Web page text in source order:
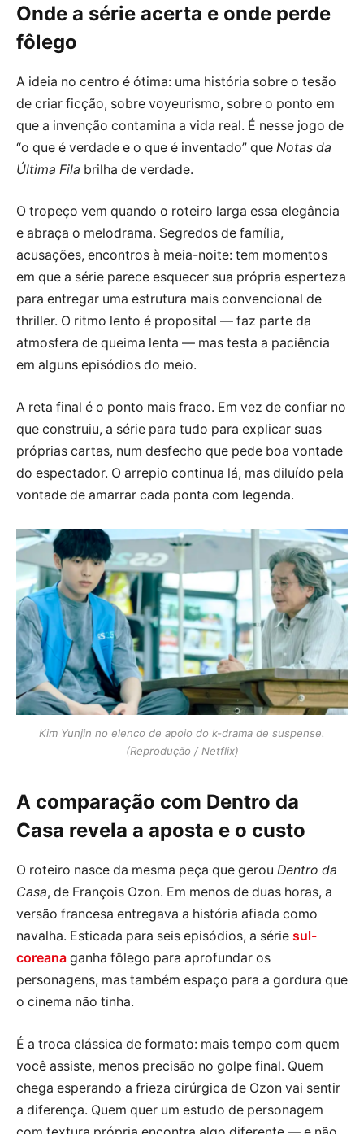
Onde a série acerta e onde perde
fôlego
A ideia no centro é ótima: uma história sobre o tesão
de criar ficção, sobre voyeurismo, sobre o ponto em
que a invenção contamina a vida real. É nesse jogo de
“o que é verdade e o que é inventado” que Notas da
Última Fila brilha de verdade.
O tropeço vem quando o roteiro larga essa elegância
e abraça o melodrama. Segredos de família,
acusações, encontros à meia-noite: tem momentos
em que a série parece esquecer sua própria esperteza
para entregar uma estrutura mais convencional de
thriller. O ritmo lento é proposital — faz parte da
atmosfera de queima lenta — mas testa a paciência
em alguns episódios do meio.
A reta final é o ponto mais fraco. Em vez de confiar no
que construiu, a série para tudo para explicar suas
próprias cartas, num desfecho que pede boa vontade
do espectador. O arrepio continua lá, mas diluído pela
vontade de amarrar cada ponta com legenda.
Kim Yunjin no elenco de apoio do k-drama de suspense.
(Reprodução / Netflix)
A comparação com Dentro da
Casa revela a aposta e o custo
O roteiro nasce da mesma peça que gerou Dentro da
Casa, de François Ozon. Em menos de duas horas, a
versão francesa entregava a história afiada como
navalha. Esticada para seis episódios, a série sul-
coreana ganha fôlego para aprofundar os
personagens, mas também espaço para a gordura que
o cinema não tinha.
É a troca clássica de formato: mais tempo com quem
você assiste, menos precisão no golpe final. Quem
chega esperando a frieza cirúrgica de Ozon vai sentir
a diferença. Quem quer um estudo de personagem